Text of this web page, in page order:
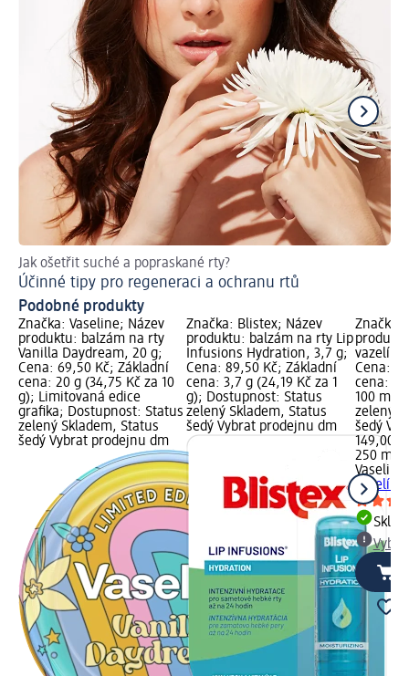
Jak ošetřit suché a popraskané rty?
Účinné tipy pro regeneraci a ochranu rtů
Podobné produkty
Značka: Vaseline; Název
produktu: balzám na rty
Vanilla Daydream, 20 g;
Cena: 69,50 Kč; Základní
cena: 20 g (34,75 Kč za 10
g); Limitovaná edice
grafika; Dostupnost: Status
zelený Skladem, Status
šedý Vybrat prodejnu dm
Značka: Blistex; Název
produktu: balzám na rty Lip
Infusions Hydration, 3,7 g;
Cena: 89,50 Kč; Základní
cena: 3,7 g (24,19 Kč za 1
g); Dostupnost: Status
zelený Skladem, Status
šedý Vybrat prodejnu dm
Značka:
Cena:
cena:
100 ml);
zelený
šedý
149,00
250 ml
Vaseline